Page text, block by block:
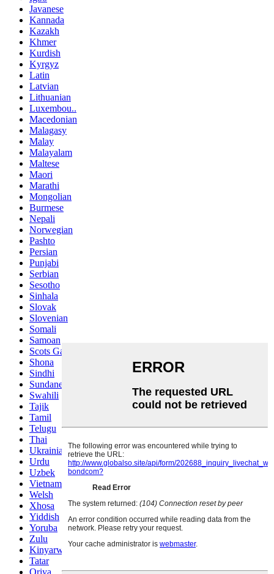
Javanese
Kannada
Kazakh
Khmer
Kurdish
Kyrgyz
Latin
Latvian
Lithuanian
Luxembou..
Macedonian
Malagasy
Malay
Malayalam
Maltese
Maori
Marathi
Mongolian
Burmese
Nepali
Norwegian
Pashto
Persian
Punjabi
Serbian
Sesotho
Sinhala
Slovak
Slovenian
Somali
Samoan
Scots Gaelic
Shona
Sindhi
Sundanese
Swahili
Tajik
Tamil
Telugu
Thai
Ukrainian
Urdu
Uzbek
Vietnamese
Welsh
Xhosa
Yiddish
Yoruba
Zulu
Kinyarwanda
Tatar